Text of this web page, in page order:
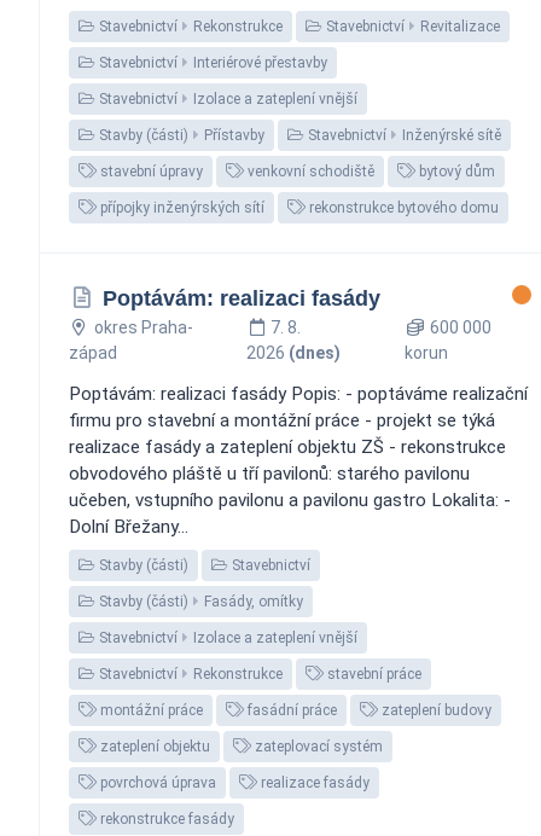
Stavebnictví Rekonstrukce Stavebnictví Revitalizace
Stavebnictví Interiérové přestavby
Stavebnictví Izolace a zateplení vnější
Stavby (části) Přístavby Stavebnictví Inženýrské sítě
stavební úpravy venkovní schodiště bytový dům
přípojky inženýrských sítí rekonstrukce bytového domu
Poptávám: realizaci fasády
okres Praha-
západ
7. 8.
2026 (dnes)
600 000
korun
Poptávám: realizaci fasády Popis: - poptáváme realizační
firmu pro stavební a montážní práce - projekt se týká
realizace fasády a zateplení objektu ZŠ - rekonstrukce
obvodového pláště u tří pavilonů: starého pavilonu
učeben, vstupního pavilonu a pavilonu gastro Lokalita: -
Dolní Břežany...
Stavby (části) Stavebnictví
Stavby (části) Fasády, omítky
Stavebnictví Izolace a zateplení vnější
Stavebnictví Rekonstrukce stavební práce
montážní práce fasádní práce zateplení budovy
zateplení objektu zateplovací systém
povrchová úprava realizace fasády
rekonstrukce fasády